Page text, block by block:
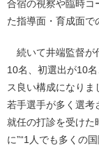
合宿の視察や臨時コ
た指導面・育成面で
続いて井端監督が
10名、初選出が10
ス良い構成になりま
若手選手が多く選考
就任の打診を受けた
に”“1人でも多くの